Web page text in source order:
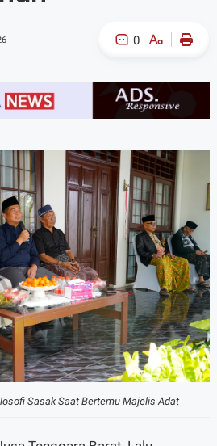
0
A- A+
Sasak Saat Bertemu Majelis Adat